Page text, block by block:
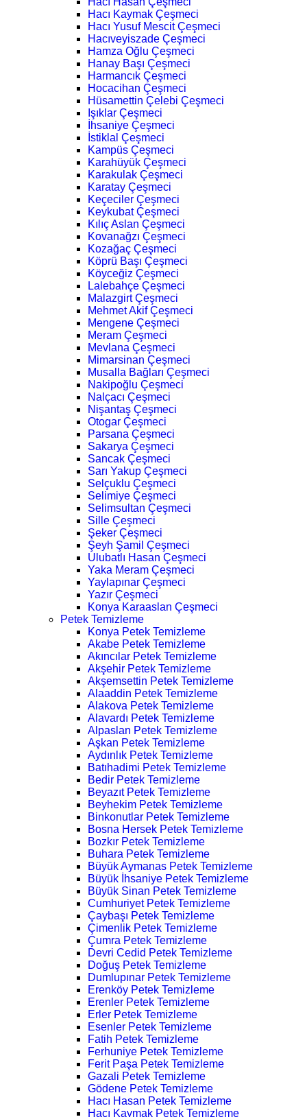
Hacı Kaymak Çeşmeci
Hacı Yusuf Mescit Çeşmeci
Hacıveyiszade Çeşmeci
Hamza Oğlu Çeşmeci
Hanay Başı Çeşmeci
Harmancık Çeşmeci
Hocacihan Çeşmeci
Hüsamettin Çelebi Çeşmeci
Işıklar Çeşmeci
İhsaniye Çeşmeci
İstiklal Çeşmeci
Kampüs Çeşmeci
Karahüyük Çeşmeci
Karakulak Çeşmeci
Karatay Çeşmeci
Keçeciler Çeşmeci
Keykubat Çeşmeci
Kılıç Aslan Çeşmeci
Kovanağzı Çeşmeci
Kozağaç Çeşmeci
Köprü Başı Çeşmeci
Köyceğiz Çeşmeci
Lalebahçe Çeşmeci
Malazgirt Çeşmeci
Mehmet Akif Çeşmeci
Mengene Çeşmeci
Meram Çeşmeci
Mevlana Çeşmeci
Mimarsinan Çeşmeci
Musalla Bağları Çeşmeci
Nakipoğlu Çeşmeci
Nalçacı Çeşmeci
Nişantaş Çeşmeci
Otogar Çeşmeci
Parsana Çeşmeci
Sakarya Çeşmeci
Sancak Çeşmeci
Sarı Yakup Çeşmeci
Selçuklu Çeşmeci
Selimiye Çeşmeci
Selimsultan Çeşmeci
Sille Çeşmeci
Şeker Çeşmeci
Şeyh Şamil Çeşmeci
Ulubatlı Hasan Çeşmeci
Yaka Meram Çeşmeci
Yaylapınar Çeşmeci
Yazır Çeşmeci
Konya Karaaslan Çeşmeci
Petek Temizleme
Konya Petek Temizleme
Akabe Petek Temizleme
Akıncılar Petek Temizleme
Akşehir Petek Temizleme
Akşemsettin Petek Temizleme
Alaaddin Petek Temizleme
Alakova Petek Temizleme
Alavardı Petek Temizleme
Alpaslan Petek Temizleme
Aşkan Petek Temizleme
Aydınlık Petek Temizleme
Batıhadimi Petek Temizleme
Bedir Petek Temizleme
Beyazıt Petek Temizleme
Beyhekim Petek Temizleme
Binkonutlar Petek Temizleme
Bosna Hersek Petek Temizleme
Bozkır Petek Temizleme
Buhara Petek Temizleme
Büyük Aymanas Petek Temizleme
Büyük İhsaniye Petek Temizleme
Büyük Sinan Petek Temizleme
Cumhuriyet Petek Temizleme
Çaybaşı Petek Temizleme
Çimenlik Petek Temizleme
Çumra Petek Temizleme
Devri Cedid Petek Temizleme
Doğuş Petek Temizleme
Dumlupınar Petek Temizleme
Erenköy Petek Temizleme
Erenler Petek Temizleme
Erler Petek Temizleme
Esenler Petek Temizleme
Fatih Petek Temizleme
Ferhuniye Petek Temizleme
Ferit Paşa Petek Temizleme
Gazali Petek Temizleme
Gödene Petek Temizleme
Hacı Hasan Petek Temizleme
Hacı Kaymak Petek Temizleme